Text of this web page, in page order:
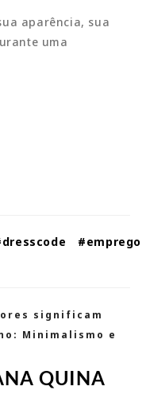
aparência, sua
uma
#emprego
significam
Minimalismo e
QUINA